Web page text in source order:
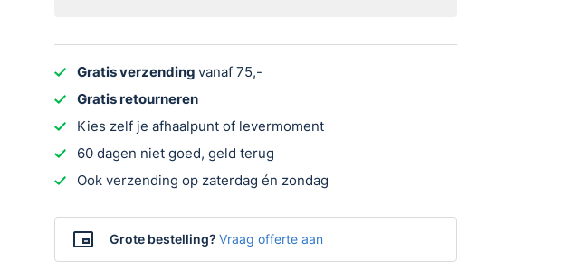
Gratis verzending vanaf 75,-
Gratis retourneren
Kies zelf je afhaalpunt of levermoment
60 dagen niet goed, geld terug
Ook verzending op zaterdag én zondag
Grote bestelling? Vraag offerte aan